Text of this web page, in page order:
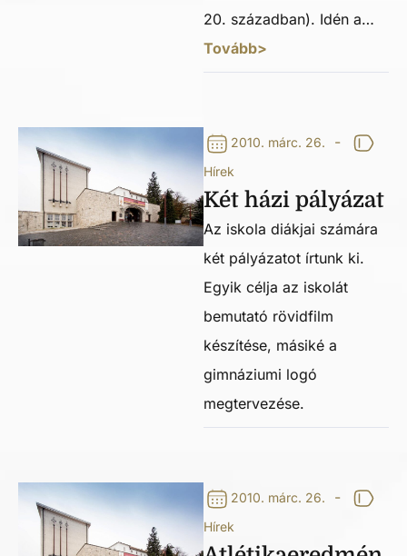
20. században). Idén a…
Tovább>
2010. márc. 26. -
Hírek
Két házi pályázat
Az iskola diákjai számára
két pályázatot írtunk ki.
Egyik célja az iskolát
bemutató rövidfilm
készítése, másiké a
gimnáziumi logó
megtervezése.
2010. márc. 26. -
Hírek